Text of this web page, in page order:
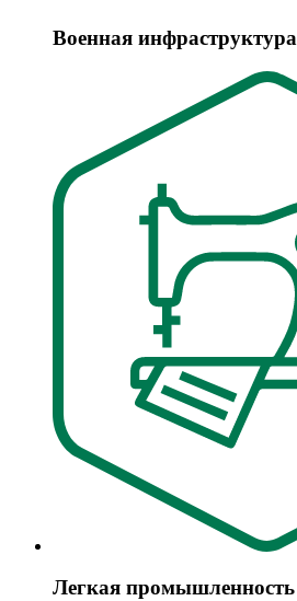
Военная инфраструктура
Легкая промышленность